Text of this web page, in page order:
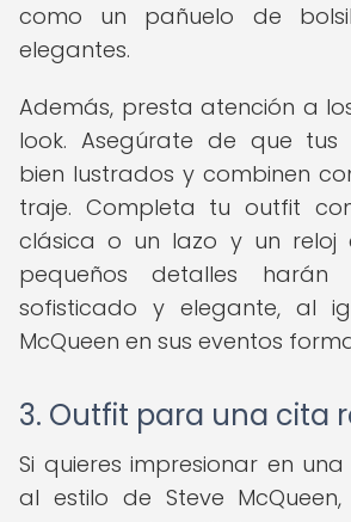
como un pañuelo de
elegantes.
Además, presta atención a
look. Asegúrate de que tus
bien lustrados y combinen
traje. Completa tu outfit
clásica o un lazo y un reloj
pequeños detalles
sofisticado y elegante, al
McQueen en sus eventos
3. Outfit para una cita
Si quieres impresionar en
al estilo de Steve